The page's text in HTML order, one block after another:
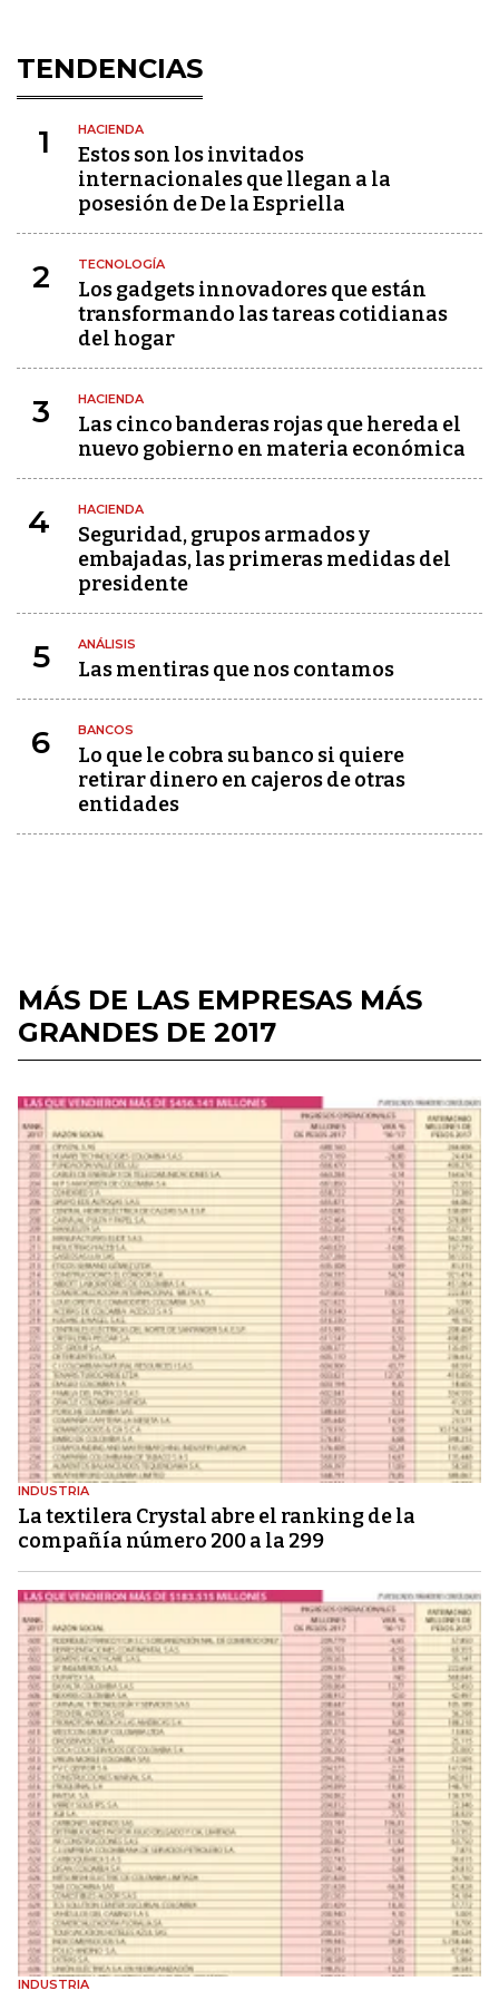
TENDENCIAS
1 HACIENDA
Estos son los invitados
internacionales que llegan a la
posesión de De la Espriella
2 TECNOLOGÍA
Los gadgets innovadores que están
transformando las tareas cotidianas
del hogar
3 HACIENDA
Las cinco banderas rojas que hereda el
nuevo gobierno en materia económica
4 HACIENDA
Seguridad, grupos armados y
embajadas, las primeras medidas del
presidente
5 ANÁLISIS
Las mentiras que nos contamos
6 BANCOS
Lo que le cobra su banco si quiere
retirar dinero en cajeros de otras
entidades
MÁS DE LAS EMPRESAS MÁS
GRANDES DE 2017
INDUSTRIA
La textilera Crystal abre el ranking de la
compañía número 200 a la 299
INDUSTRIA